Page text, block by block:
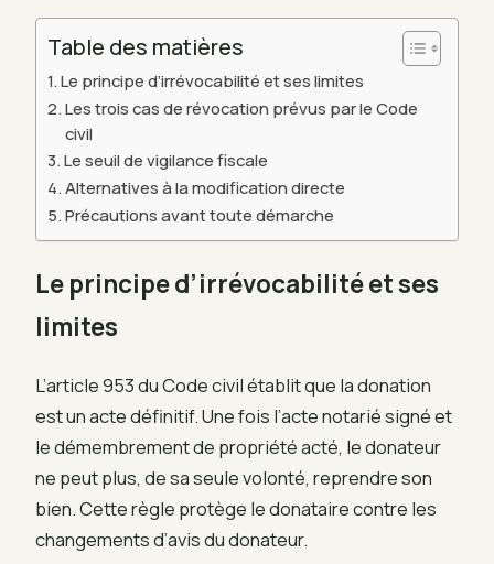
Table des matières
Le principe d’irrévocabilité et ses limites
Les trois cas de révocation prévus par le Code
civil
Le seuil de vigilance fiscale
Alternatives à la modification directe
Précautions avant toute démarche
Le principe d’irrévocabilité et ses
limites
L’article 953 du Code civil établit que la donation
est un acte définitif. Une fois l’acte notarié signé et
le démembrement de propriété acté, le donateur
ne peut plus, de sa seule volonté, reprendre son
bien. Cette règle protège le donataire contre les
changements d’avis du donateur.